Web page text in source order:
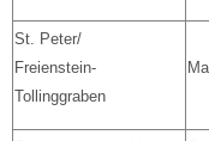
St. Peter/
Freienstein-
Tollinggraben